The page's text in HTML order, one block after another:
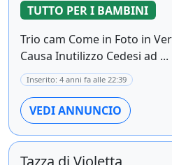
TUTTO PER I BAMBINI
Trio cam Come in Foto in
Causa Inutilizzo Cedesi ad ...
Inserito: 4 anni fa alle 22:39
VEDI ANNUNCIO